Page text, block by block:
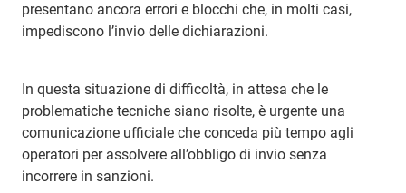
presentano ancora errori e blocchi che, in molti casi,
impediscono l’invio delle dichiarazioni.
In questa situazione di difficoltà, in attesa che le
problematiche tecniche siano risolte, è urgente una
comunicazione ufficiale che conceda più tempo agli
operatori per assolvere all’obbligo di invio senza
incorrere in sanzioni.